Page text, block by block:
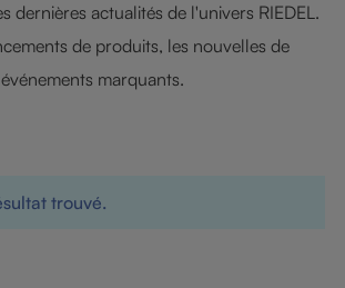
dernières actualités de l'univers RIEDEL.
de produits, les nouvelles de
marquants.
trouvé.